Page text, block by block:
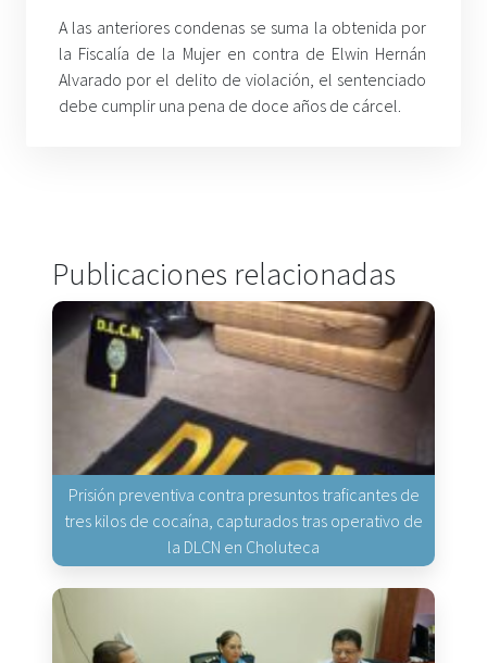
A las anteriores condenas se suma la obtenida por
la Fiscalía de la Mujer en contra de Elwin Hernán
Alvarado por el delito de violación, el sentenciado
debe cumplir una pena de doce años de cárcel.
Publicaciones relacionadas
Prisión preventiva contra presuntos traficantes de
tres kilos de cocaína, capturados tras operativo de
la DLCN en Choluteca